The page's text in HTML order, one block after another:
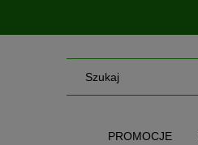
PROMOCJE